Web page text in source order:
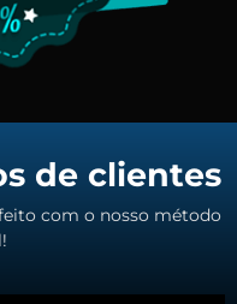
de clientes
com o nosso método